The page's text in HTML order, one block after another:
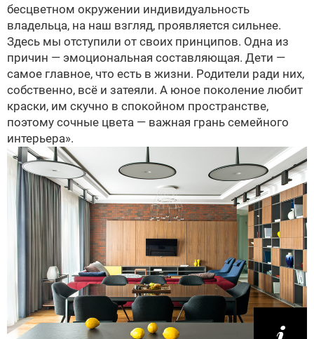
бесцветном окружении индивидуальность
владельца, на наш взгляд, проявляется сильнее.
Здесь мы отступили от своих принципов. Одна из
причин — эмо­циональная составляющая. Дети —
самое главное, что есть в жизни. Родители ради них,
собственно, всё и затеяли. А юное поколение любит
краски, им скучно в спокойном пространстве,
поэтому сочные цвета — важная грань семейного
интерьера».